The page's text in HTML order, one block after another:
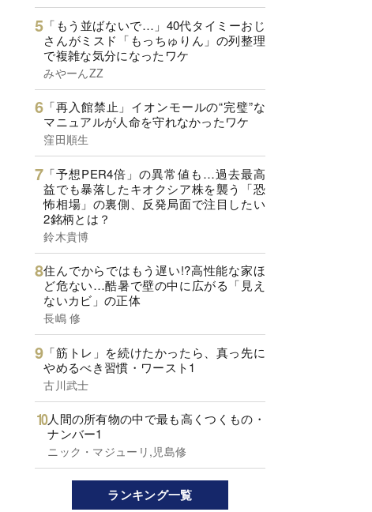
「もう並ばないで…」40代タイミーおじ
さんがミスド「もっちゅりん」の列整理
で複雑な気分になったワケ
みやーんZZ
「再入館禁止」イオンモールの“完璧”な
マニュアルが人命を守れなかったワケ
窪田順生
「予想PER4倍」の異常値も…過去最高
益でも暴落したキオクシア株を襲う「恐
怖相場」の裏側、反発局面で注目したい
2銘柄とは？
鈴木貴博
住んでからではもう遅い!?高性能な家ほ
ど危ない…酷暑で壁の中に広がる「見え
ないカビ」の正体
長嶋 修
「筋トレ」を続けたかったら、真っ先に
やめるべき習慣・ワースト1
古川武士
人間の所有物の中で最も高くつくもの・
ナンバー1
ニック・マジューリ,児島修
ランキング一覧